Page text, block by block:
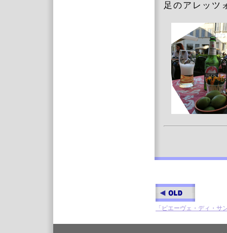
足のアレッツ
「ピエーヴェ・ディ・